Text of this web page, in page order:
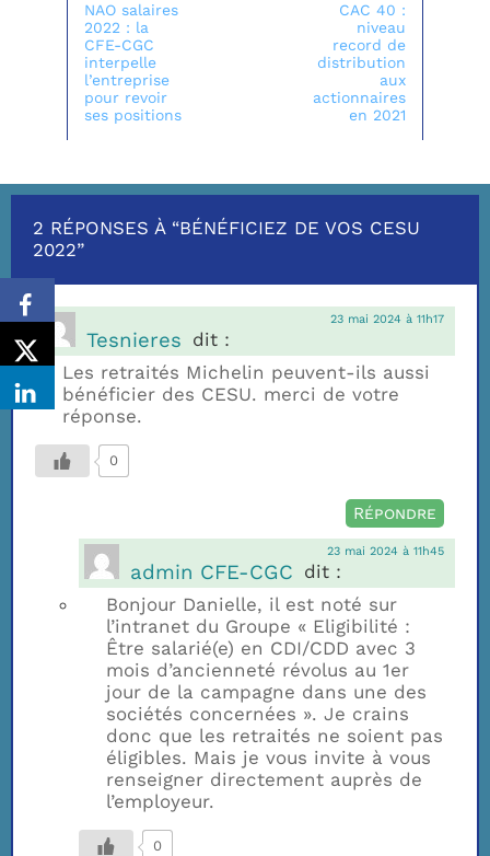
NAO salaires
2022 : la
CFE-CGC
interpelle
l’entreprise
pour revoir
ses positions
CAC 40 :
niveau
record de
distribution
aux
actionnaires
en 2021
2 RÉPONSES À “BÉNÉFICIEZ DE VOS CESU
2022”
Tesnieres dit :
23 mai 2024 à 11h17
Les retraités Michelin peuvent-ils aussi
bénéficier des CESU. merci de votre
réponse.
0
Répondre
admin CFE-CGC dit :
23 mai 2024 à 11h45
Bonjour Danielle, il est noté sur
l’intranet du Groupe « Eligibilité :
Être salarié(e) en CDI/CDD avec 3
mois d’ancienneté révolus au 1er
jour de la campagne dans une des
sociétés concernées ». Je crains
donc que les retraités ne soient pas
éligibles. Mais je vous invite à vous
renseigner directement auprès de
l’employeur.
0